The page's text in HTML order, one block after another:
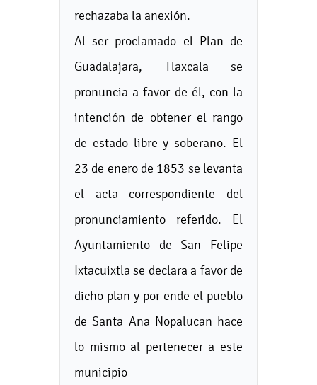
rechazaba la anexión.
Al ser proclamado el Plan de
Guadalajara, Tlaxcala se
pronuncia a favor de él, con la
intención de obtener el rango
de estado libre y soberano. El
23 de enero de 1853 se levanta
el acta correspondiente del
pronunciamiento referido. El
Ayuntamiento de San Felipe
Ixtacuixtla se declara a favor de
dicho plan y por ende el pueblo
de Santa Ana Nopalucan hace
lo mismo al pertenecer a este
municipio